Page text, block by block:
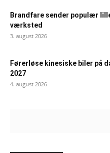
Brandfare sender populær
værksted
3. august 2026
Førerløse kinesiske biler på
2027
4. august 2026